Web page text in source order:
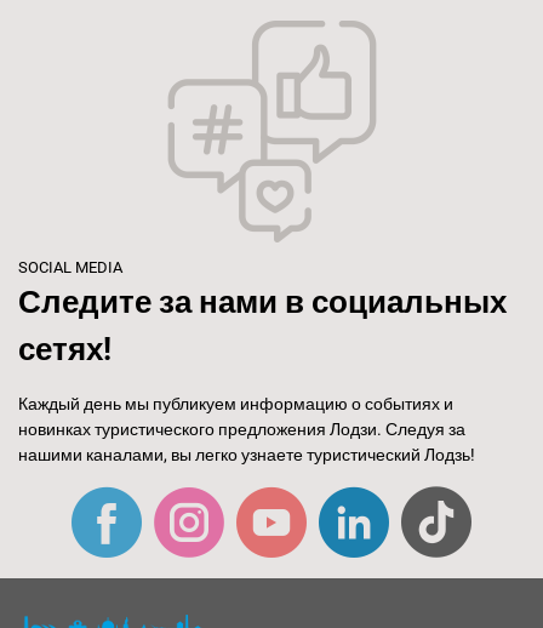
SOCIAL MEDIA
Следите за нами в социальных
сетях!
Каждый день мы публикуем информацию о событиях и
новинках туристического предложения Лодзи. Следуя за
нашими каналами, вы легко узнаете туристический Лодзь!